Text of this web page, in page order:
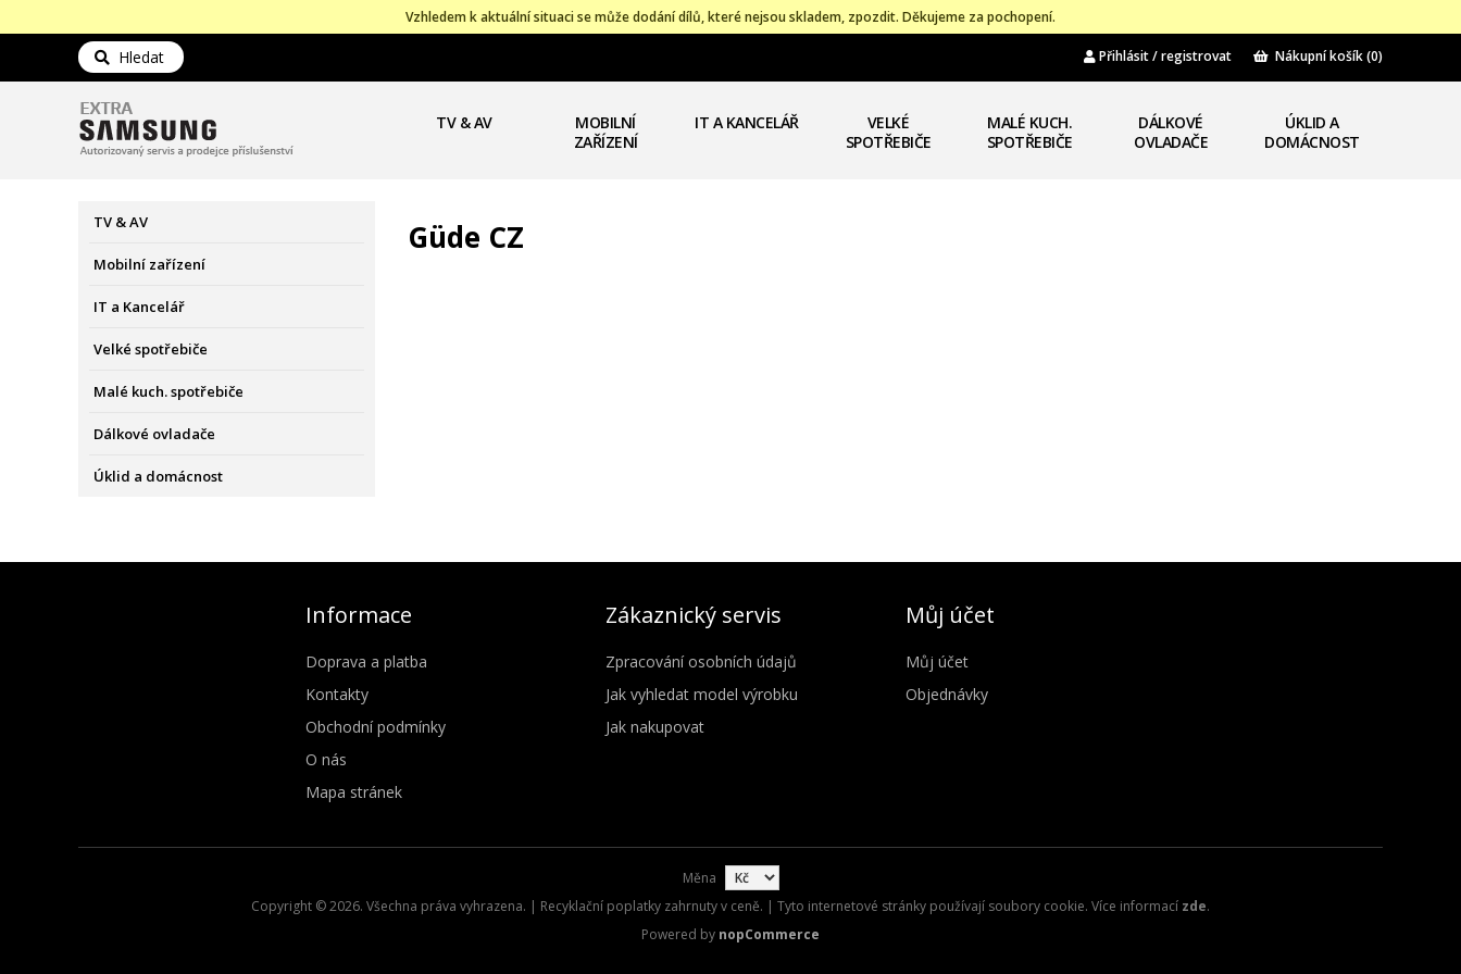
Vzhledem k aktuální situaci se může dodání dílů, které nejsou skladem, zpozdit. Děkujeme za pochopení.
Hledat Přihlásit / registrovat Nákupní košík(0)
TV & AV
MOBILNÍ
ZAŘÍZENÍ
IT A KANCELÁŘ
VELKÉ
SPOTŘEBIČE
MALÉ KUCH.
SPOTŘEBIČE
DÁLKOVÉ
OVLADAČE
ÚKLID A
DOMÁCNOST
TV & AV
Mobilní zařízení
IT a Kancelář
Velké spotřebiče
Malé kuch. spotřebiče
Dálkové ovladače
Úklid a domácnost
Güde CZ
Informace
Doprava a platba
Kontakty
Obchodní podmínky
O nás
Mapa stránek
Zákaznický servis
Zpracování osobních údajů
Jak vyhledat model výrobku
Jak nakupovat
Můj účet
Můj účet
Objednávky
Měna
Copyright © 2026. Všechna práva vyhrazena. | Recyklační poplatky zahrnuty v ceně. | Tyto internetové stránky používají soubory cookie. Více informací zde.
Powered by nopCommerce